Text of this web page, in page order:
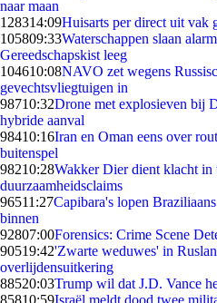
naar maan
128314:09Huisarts per direct uit vak
105809:33Waterschappen slaan
Gereedschapskist leeg
104610:08NAVO zet wegens
gevechtsvliegtuigen in
98710:32Drone met explosieven bij
hybride aanval
98410:16Iran en Oman eens over
buitenspel
98210:28Wakker Dier dient klacht in
duurzaamheidsclaims
96511:27Capibara's lopen
binnen
92807:00Forensics: Crime Scene
90519:42'Zwarte weduwes' in
overlijdensuitkering
88520:03Trump wil dat J.D. Vance
85810:59Israël meldt dood twee